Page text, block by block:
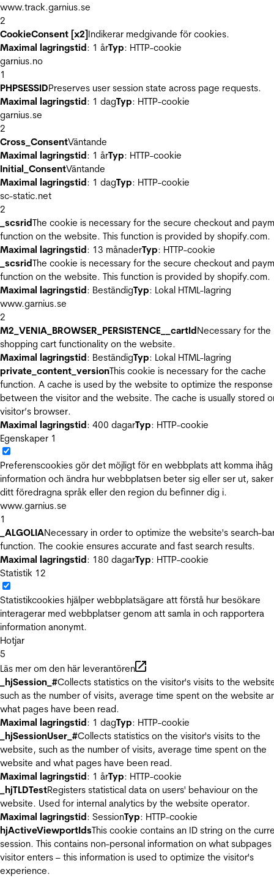
www.track.garnius.se
2
CookieConsent [x2]Indikerar medgivande för cookies.
Maximal lagringstid: 1 årTyp: HTTP-cookie
garnius.no
1
PHPSESSIDPreserves user session state across page requests.
Maximal lagringstid: 1 dagTyp: HTTP-cookie
garnius.se
2
Cross_ConsentVäntande
Maximal lagringstid: 1 årTyp: HTTP-cookie
Initial_ConsentVäntande
Maximal lagringstid: 1 dagTyp: HTTP-cookie
sc-static.net
2
_scsridThe cookie is necessary for the secure checkout and
function on the website. This function is provided by shopify.com.
Maximal lagringstid: 13 månaderTyp: HTTP-cookie
_scsridThe cookie is necessary for the secure checkout and
function on the website. This function is provided by shopify.com.
Maximal lagringstid: BeständigTyp: Lokal HTML-lagring
www.garnius.se
2
M2_VENIA_BROWSER_PERSISTENCE__cartIdNecessary for the
shopping cart functionality on the website.
Maximal lagringstid: BeständigTyp: Lokal HTML-lagring
private_content_versionThis cookie is necessary for the cache
function. A cache is used by the website to optimize the
between the visitor and the website. The cache is usually stored
visitor’s browser.
Maximal lagringstid: 400 dagarTyp: HTTP-cookie
Egenskaper 1
Preferenscookies gör det möjligt för en webbplats att komma ihåg
information och ändra hur webbplatsen beter sig eller ser ut,
ditt föredragna språk eller den region du befinner dig i.
www.garnius.se
1
_ALGOLIANecessary in order to optimize the website's search-
function. The cookie ensures accurate and fast search results.
Maximal lagringstid: 180 dagarTyp: HTTP-cookie
Statistik 12
Statistikcookies hjälper webbplatsägare att förstå hur besökare
interagerar med webbplatser genom att samla in och rapportera
information anonymt.
Hotjar
5
Läs mer om den här leverantören
_hjSession_#Collects statistics on the visitor's visits to the
such as the number of visits, average time spent on the website
what pages have been read.
Maximal lagringstid: 1 dagTyp: HTTP-cookie
_hjSessionUser_#Collects statistics on the visitor's visits to the
website, such as the number of visits, average time spent on the
website and what pages have been read.
Maximal lagringstid: 1 årTyp: HTTP-cookie
_hjTLDTestRegisters statistical data on users' behaviour on the
website. Used for internal analytics by the website operator.
Maximal lagringstid: SessionTyp: HTTP-cookie
hjActiveViewportIdsThis cookie contains an ID string on the
session. This contains non-personal information on what
visitor enters – this information is used to optimize the visitor's
experience.